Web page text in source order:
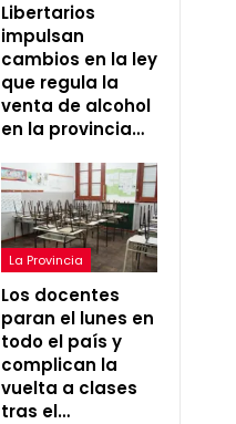
Libertarios
impulsan
cambios en la ley
que regula la
venta de alcohol
en la provincia…
La Provincia
Los docentes
paran el lunes en
todo el país y
complican la
vuelta a clases
tras el…